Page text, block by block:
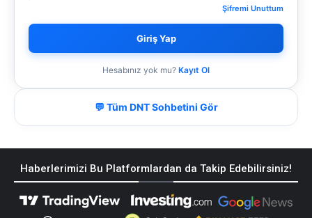
Şifremi Unuttum
Giriş Yap
Hesabınız yok mu? Kayıt Ol
💬 Tüm DNT Sohbetini Gör
Haberlerimizi Bu Platformlardan da Takip Edebilirsiniz!